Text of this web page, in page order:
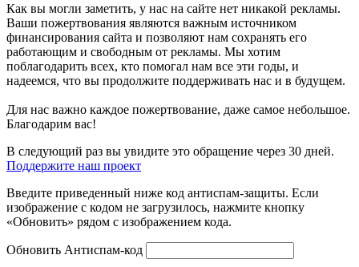
Как вы могли заметить, у нас на сайте нет никакой рекламы.
Ваши пожертвования являются важным источником
финансирования сайта и позволяют нам сохранять его
работающим и свободным от рекламы. Мы хотим
поблагодарить всех, кто помогал нам все эти годы, и
надеемся, что вы продолжите поддерживать нас и в будущем.
Для нас важно каждое пожертвование, даже самое небольшое.
Благодарим вас!
В следующий раз вы увидите это обращение через 30 дней.
Поддержите наш проект
Введите приведенный ниже код антиспам-защиты. Если
изображение с кодом не загрузилось, нажмите кнопку
«Обновить» рядом с изображением кода.
Обновить Антиспам-код